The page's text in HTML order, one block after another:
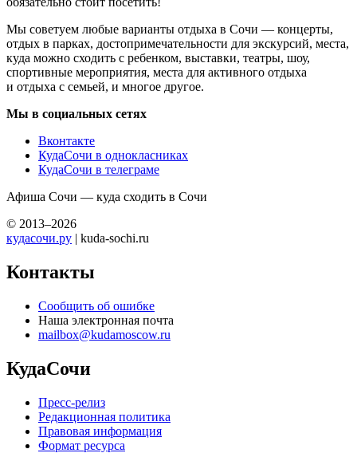
Мы советуем любые варианты отдыха в Сочи — концерты,
отдых в парках, достопримечательности для экскурсий, места,
куда можно сходить с ребенком, выставки, театры, шоу,
спортивные мероприятия, места для активного отдыха
и отдыха с семьей, и многое другое.
Мы в социальных сетях
Вконтакте
КудаСочи в однокласниках
КудаСочи в телеграме
Афиша Сочи — куда сходить в Сочи
© 2013–2026
кудасочи.ру | kuda-sochi.ru
Контакты
Сообщить об ошибке
Наша электронная почта
mailbox@kudamoscow.ru
КудаСочи
Пресс-релиз
Редакционная политика
Правовая информация
Формат ресурса